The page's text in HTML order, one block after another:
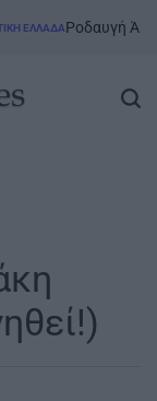
Ροδαυγή Άρτας | 7/